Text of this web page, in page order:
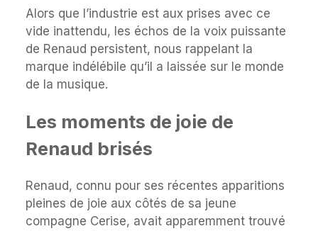
Alors que l’industrie est aux prises avec ce
vide inattendu, les échos de la voix puissante
de Renaud persistent, nous rappelant la
marque indélébile qu’il a laissée sur le monde
de la musique.
Les moments de joie de
Renaud brisés
Renaud, connu pour ses récentes apparitions
pleines de joie aux côtés de sa jeune
compagne Cerise, avait apparemment trouvé